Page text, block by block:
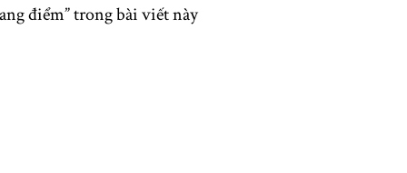
điểm” trong bài viết này